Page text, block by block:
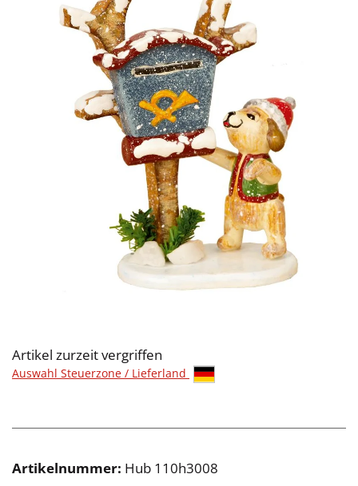
Artikel zurzeit vergriffen
Auswahl Steuerzone / Lieferland
Artikelnummer: Hub 110h3008